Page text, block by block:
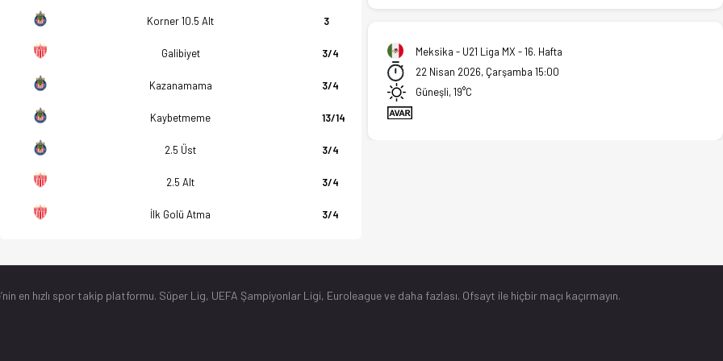
Korner 10.5 Alt 3
Galibiyet 3/4
Kazanamama 3/4
Kaybetmeme 13/14
2.5 Üst 3/4
2.5 Alt 3/4
İlk Golü Atma 3/4
Meksika - U21 Liga MX - 16. Hafta
22 Nisan 2026, Çarşamba 15:00
Güneşli, 19°C
en hızlı spor takip platformu. Süper Lig, UEFA Şampiyonlar Ligi, Euroleague ve daha fazlası. Ofsayt ile hiçbir maçı kaçırmayın.